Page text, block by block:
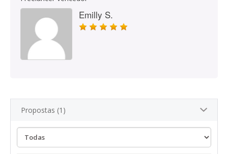
Emilly S.
Propostas (1)